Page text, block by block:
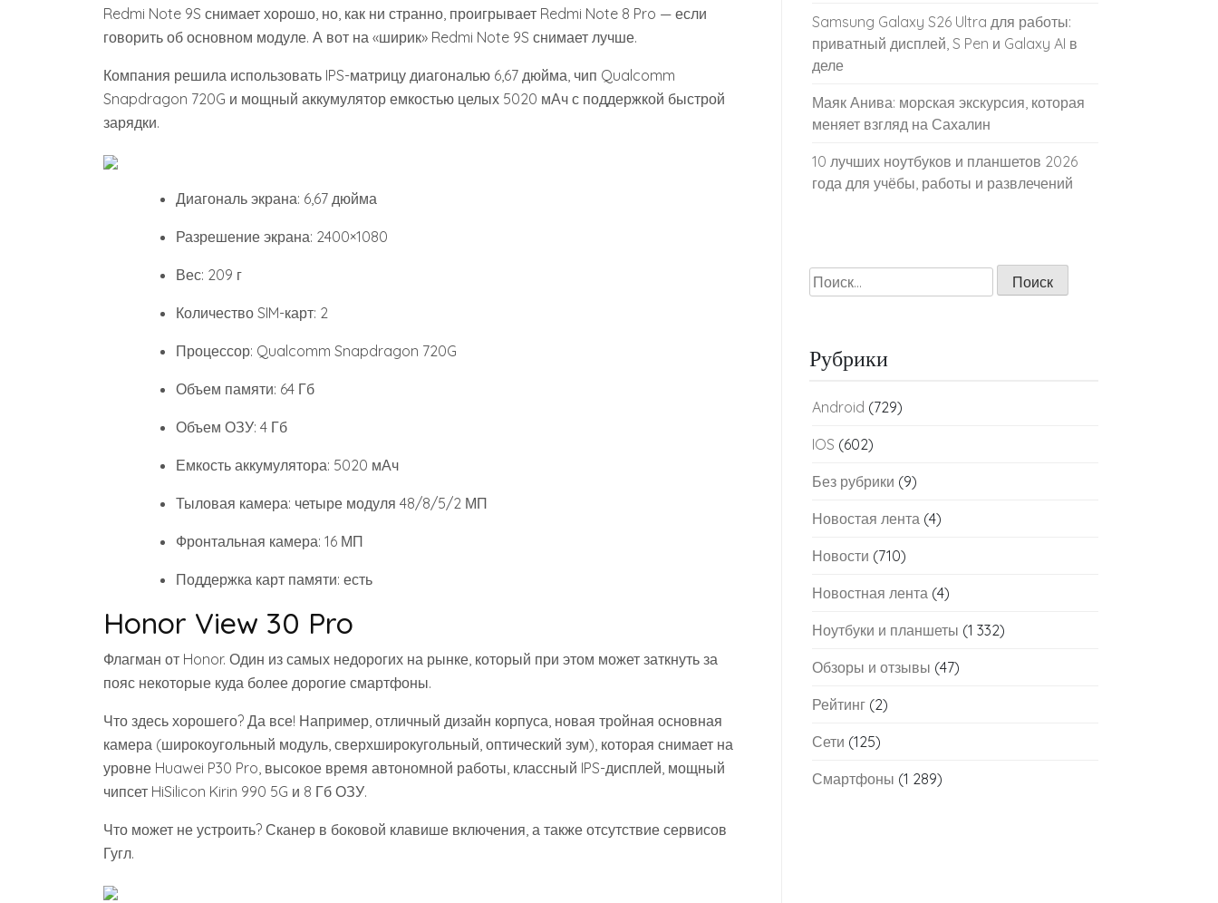
Redmi Note 9S снимает хорошо, но, как ни странно, проигрывает Redmi Note 8 Pro — если
говорить об основном модуле. А вот на «ширик» Redmi Note 9S снимает лучше.
Компания решила использовать IPS-матрицу диагональю 6,67 дюйма, чип Qualcomm
Snapdragon 720G и мощный аккумулятор емкостью целых 5020 мАч с поддержкой быстрой
зарядки.
Диагональ экрана: 6,67 дюйма
Разрешение экрана: 2400×1080
Вес: 209 г
Количество SIM-карт: 2
Процессор: Qualcomm Snapdragon 720G
Объем памяти: 64 Гб
Объем ОЗУ: 4 Гб
Емкость аккумулятора: 5020 мАч
Тыловая камера: четыре модуля 48/8/5/2 МП
Фронтальная камера: 16 МП
Поддержка карт памяти: есть
Honor View 30 Pro
Флагман от Honor. Один из самых недорогих на рынке, который при этом может заткнуть за
пояс некоторые куда более дорогие смартфоны.
Что здесь хорошего? Да все! Например, отличный дизайн корпуса, новая тройная основная
камера (широкоугольный модуль, сверхширокугольный, оптический зум), которая снимает на
уровне Huawei P30 Pro, высокое время автономной работы, классный IPS-дисплей, мощный
чипсет HiSilicon Kirin 990 5G и 8 Гб ОЗУ.
Что может не устроить? Сканер в боковой клавише включения, а также отсутствие сервисов
Гугл.
Samsung Galaxy S26 Ultra для работы:
приватный дисплей, S Pen и Galaxy AI в
деле
Маяк Анива: морская экскурсия, которая
меняет взгляд на Сахалин
10 лучших ноутбуков и планшетов 2026
года для учёбы, работы и развлечений
Найти:
Рубрики
Android (729)
IOS (602)
Без рубрики (9)
Новостая лента (4)
Новости (710)
Новостная лента (4)
Ноутбуки и планшеты (1 332)
Обзоры и отзывы (47)
Рейтинг (2)
Сети (125)
Смартфоны (1 289)